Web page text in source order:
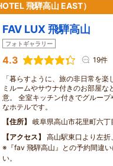
飛騨高山 EAST）
FAV LUX 飛騨高山
フォトギャラリー
4.3 19件
「暮らすように、旅の非日常を
ミルームやサウナ付きのお部屋な
意。 全室キッチン付きでグルー
なホテルです。
住所
岐阜県高山市花里町六丁
アクセス
高山駅東口より左
※『fav 飛騨高山』との予約間違
い。